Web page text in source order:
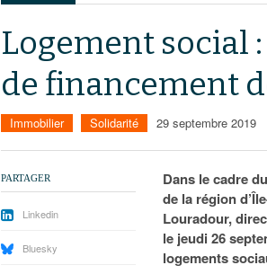
Institutions
Services
La
Logement social
de financement
Immobilier Solidarité 29 septembre 2019
Dans le cadre
de la région
Louradour,
le jeudi 26
logements
PARTAGER
Linkedin
Bluesky